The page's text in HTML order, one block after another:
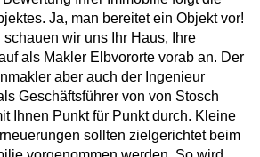
Ja, man bereitet ein Objekt vor!
schauen wir uns Ihr Haus, Ihre
als Makler Elbvororte vorab an. Der
aber auch der Ingenieur
Geschäftsführer von von Stosch
Ihnen Punkt für Punkt durch. Kleine
sollten zielgerichtet beim